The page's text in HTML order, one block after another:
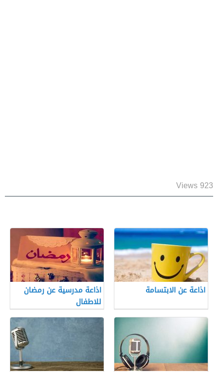
923 Views
اذاعة عن الابتسامة
اذاعة مدرسية عن رمضان
للاطفال